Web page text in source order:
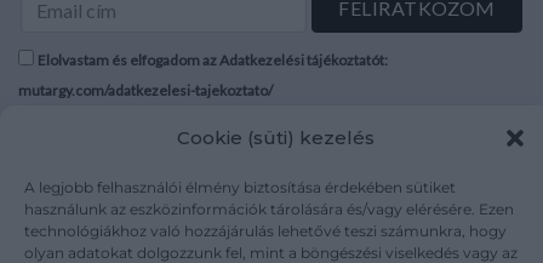
Cookie (süti) kezelés
A legjobb felhasználói élmény biztosítása érdekében sütiket
használunk az eszközinformációk tárolására és/vagy elérésére. Ezen
technológiákhoz való hozzájárulás lehetővé teszi számunkra, hogy
olyan adatokat dolgozzunk fel, mint a böngészési viselkedés vagy az
Elolvastam és elfogadom az Adatkezelési tájékoztatót:
mutargy.com/adatkezelesi-tajekoztato/
Médiaajánlat
Karrier
Kapcsolat
Áraink
ÁSZF
Adatvédelem
Impresszum